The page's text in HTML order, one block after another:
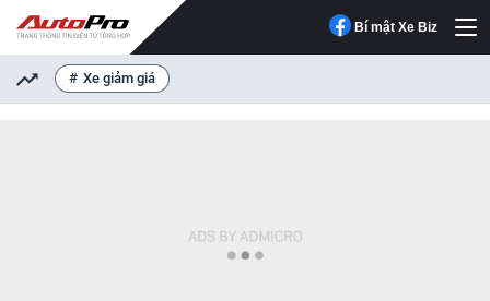
Bí mật Xe Biz
Xe giảm giá